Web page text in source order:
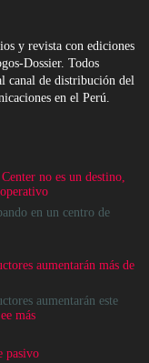
y revista con ediciones
Dossier. Todos
canal de distribución del
en el Perú.
no es un destino,
en un centro de
aumentarán más de
aumentarán este
más:
por
pasivo